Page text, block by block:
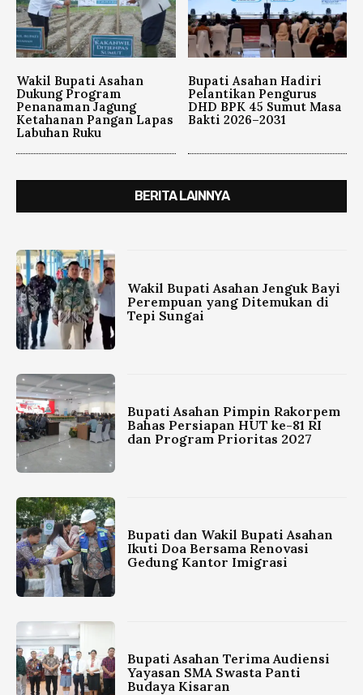
Wakil Bupati Asahan
Dukung Program
Penanaman Jagung
Ketahanan Pangan Lapas
Labuhan Ruku
Bupati Asahan Hadiri
Pelantikan Pengurus
DHD BPK 45 Sumut Masa
Bakti 2026–2031
BERITA LAINNYA
Wakil Bupati Asahan Jenguk Bayi
Perempuan yang Ditemukan di
Tepi Sungai
Bupati Asahan Pimpin Rakorpem
Bahas Persiapan HUT ke-81 RI
dan Program Prioritas 2027
Bupati dan Wakil Bupati Asahan
Ikuti Doa Bersama Renovasi
Gedung Kantor Imigrasi
Bupati Asahan Terima Audiensi
Yayasan SMA Swasta Panti
Budaya Kisaran